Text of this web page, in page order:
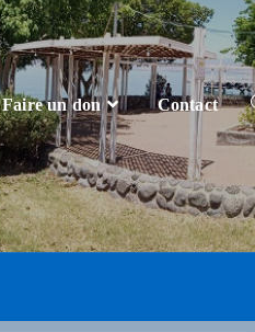
Faire un don Contact